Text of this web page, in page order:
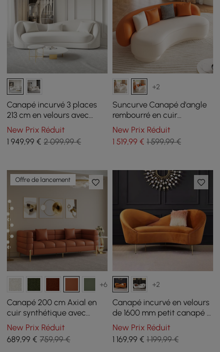
Canapé incurvé 3 places
213 cm en velours avec
coussins
New Prix Réduit
1 949,99 € 2 099,99 €
+2
Suncurve Canapé d'angle
rembourré en cuir
performance de 211 cm
avec oreillers
New Prix Réduit
1 519,99€ 1 599,99 €
Offre de lancement
+6
Canapé 200 cm Axial en
cuir synthétique avec
pieds dorés et coussins
New Prix Réduit
689,99 € 759,99 €
+2
Canapé incurvé en velours
de 1600 mm petit canapé 3
places avec rembourrage
arrière incurvé en orange
New Prix Réduit
1 169,99€ 1 199,99 €